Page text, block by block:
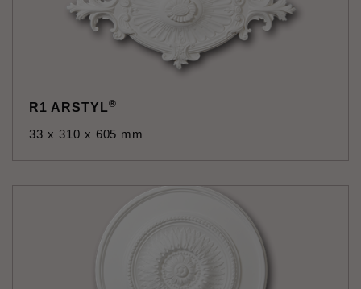
R1 ARSTYL®
33 x 310 x 605 mm